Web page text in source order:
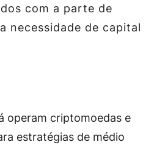
com a parte de
necessidade de capital
operam criptomoedas e
estratégias de médio